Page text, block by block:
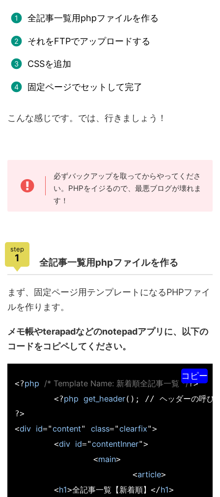
全記事一覧用phpファイルを作る
それをFTPでアップロードする
CSSを追加
固定ページでセットして完了
こんな感じです。では、行きましょう！
必ずバックアップを取ってからやってくださ
い。PHPをイジるので、最悪ブログが壊れま
す！
step
1 全記事一覧用phpファイルを作る
まず、固定ページ用テンプレートになるPHPファイ
ルを作ります。
メモ帳やterapadなどのnotepadアプリに、以下の
コードをコピペしてください。
コピー
<?php /* Template Name: 新着順全記事一覧 */?>
	<?
php get_header(); // ヘッダーの呼び
?>
<div id="content" class="clearfix">
	<
div id="contentInner">
		<
main>
			<
article>
	<
h1>全記事一覧【新着順】</h1>